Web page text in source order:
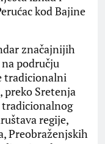
kod Bajine
značajnijih
području
tradicionalni
Sretenja
tradicionalnog
regije,
Preobraženjskih